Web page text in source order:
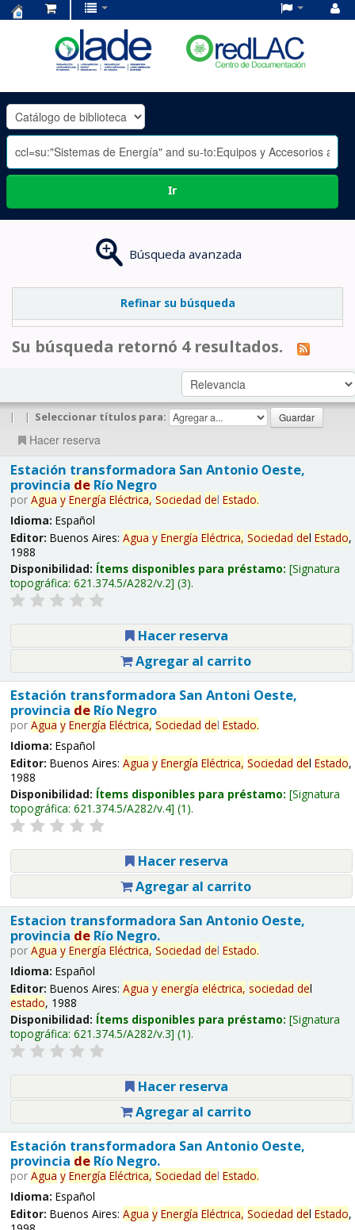
OLADE
-
Ir
Búsqueda avanzada
Refinar su búsqueda
Su búsqueda retornó 4 resultados.
| | Seleccionar títulos para:
Hacer reserva
Estación transformadora San Antonio Oeste,
provincia deRío Negro
por Agua y Energía Eléctrica, Sociedad del Estado.
Idioma: Español
Editor: Buenos Aires: Agua y Energía Eléctrica, Sociedad del Estado,
1988
Disponibilidad: Ítems disponibles para préstamo: Signatura
topográfica: 621.374.5/A282/v.2 (3).
Hacer reserva
Agregar al carrito
Estación transformadora San Antoni Oeste,
provincia deRío Negro
por Agua y Energía Eléctrica, Sociedad del Estado.
Idioma: Español
Editor: Buenos Aires: Agua y Energía Eléctrica, Sociedad del Estado,
1988
Disponibilidad: Ítems disponibles para préstamo: Signatura
topográfica: 621.374.5/A282/v.4 (1).
Hacer reserva
Agregar al carrito
Estacion transformadora San Antonio Oeste,
provincia deRío Negro.
por Agua y Energía Eléctrica, Sociedad del Estado.
Idioma: Español
Editor: Buenos Aires: Agua y energía eléctrica, sociedad del
estado, 1988
Disponibilidad: Ítems disponibles para préstamo: Signatura
topográfica: 621.374.5/A282/v.3 (1).
Hacer reserva
Agregar al carrito
Estación transformadora San Antonio Oeste,
provincia deRío Negro.
por Agua y Energía Eléctrica, Sociedad del Estado.
Idioma: Español
Editor: Buenos Aires: Agua y Energía Eléctrica, Sociedad del Estado,